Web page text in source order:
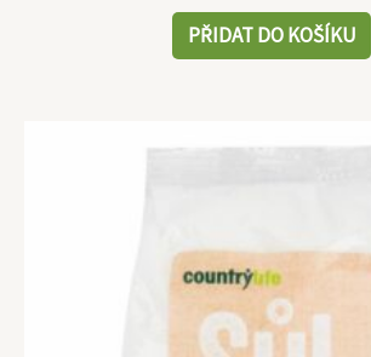
PŘIDAT DO KOŠÍKU